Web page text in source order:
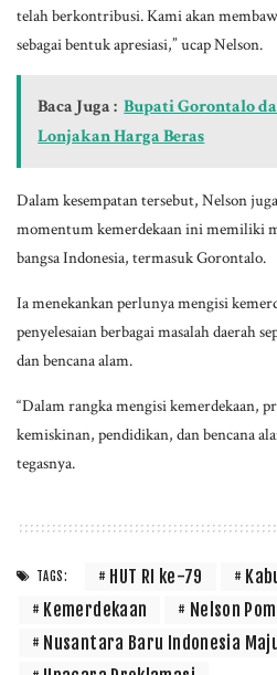
telah berkontribusi. Kami akan
sebagai bentuk apresiasi,” ucap Nelson.
Baca Juga : Bupati Gorontalo
Lonjakan Harga Beras
Dalam kesempatan tersebut, Nelson
momentum kemerdekaan ini memiliki
bangsa Indonesia, termasuk Gorontalo.
Ia menekankan perlunya mengisi
penyelesaian berbagai masalah daerah
dan bencana alam.
“Dalam rangka mengisi kemerdekaan,
kemiskinan, pendidikan, dan bencana
tegasnya.
TAGS: HUT RI ke-79
Kemerdekaan
Nelson
Nusantara Baru Indonesia